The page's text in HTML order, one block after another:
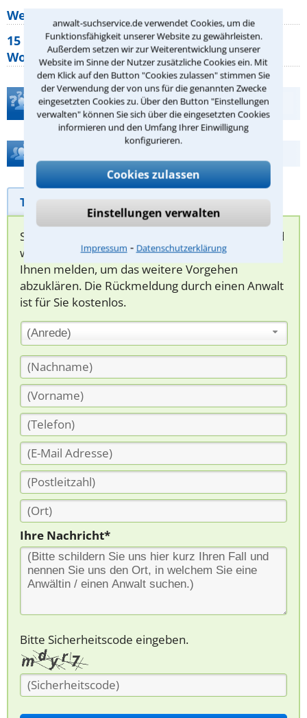
anwalt-suchservice.de verwendet Cookies, um die
Funktionsfähigkeit unserer Website zu gewährleisten.
Außerdem setzen wir zur Weiterentwicklung unserer
Website im Sinne der Nutzer zusätzliche Cookies ein. Mit
dem Klick auf den Button "Cookies zulassen" stimmen Sie
der Verwendung der von uns für die genannten Zwecke
eingesetzten Cookies zu. Über den Button "Einstellungen
verwalten" können Sie sich über die eingesetzten Cookies
informieren und den Umfang Ihrer Einwilligung
konfigurieren.
Cookies zulassen
Einstellungen verwalten
Impressum ⁃ Datenschutzerklärung
Wer muss Zweitwohnungssteuer zahlen?
15 elementare Rechte, die jeder
Wohnungseigentümer kennen sollte
Teste Dein Rechtswissen
Telefonhilfe Beratungsanfrage
Sie können hier Ihren Fall schildern. Anschließend
werden sich spezialisierte Rechtsanwälte bei
Ihnen melden, um das weitere Vorgehen
abzuklären. Die Rückmeldung durch einen Anwalt
ist für Sie kostenlos.
(Anrede)
Ihre Nachricht*
Bitte Sicherheitscode eingeben.